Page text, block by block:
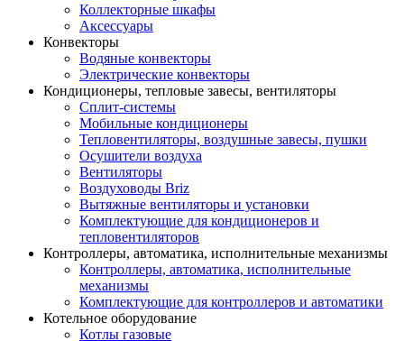
Коллекторные шкафы
Аксессуары
Конвекторы
Водяные конвекторы
Электрические конвекторы
Кондиционеры, тепловые завесы, вентиляторы
Сплит-системы
Мобильные кондиционеры
Тепловентиляторы, воздушные завесы, пушки
Осушители воздуха
Вентиляторы
Воздуховоды Briz
Вытяжные вентиляторы и установки
Комплектующие для кондиционеров и
тепловентиляторов
Контроллеры, автоматика, исполнительные механизмы
Контроллеры, автоматика, исполнительные
механизмы
Комплектующие для контроллеров и автоматики
Котельное оборудование
Котлы газовые